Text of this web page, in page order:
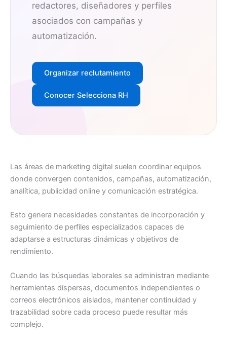
redactores, diseñadores y perfiles
asociados con campañas y
automatización.
Organizar reclutamiento
Conocer Selecciona RH
Las áreas de marketing digital suelen coordinar equipos
donde convergen contenidos, campañas, automatización,
analítica, publicidad online y comunicación estratégica.
Esto genera necesidades constantes de incorporación y
seguimiento de perfiles especializados capaces de
adaptarse a estructuras dinámicas y objetivos de
rendimiento.
Cuando las búsquedas laborales se administran mediante
herramientas dispersas, documentos independientes o
correos electrónicos aislados, mantener continuidad y
trazabilidad sobre cada proceso puede resultar más
complejo.